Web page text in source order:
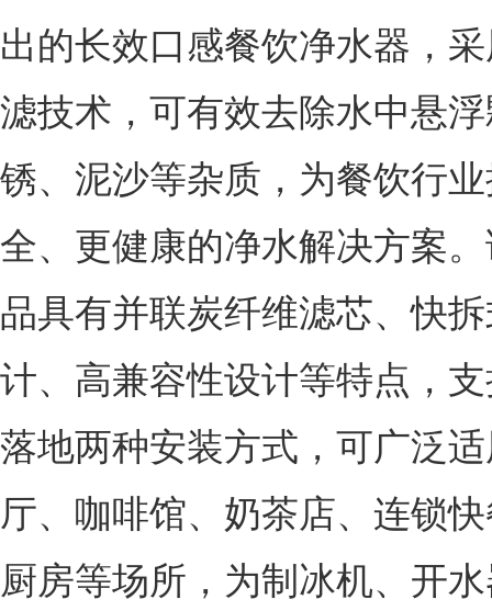
出的长效口感餐饮净水器，
滤技术，可有效去除水中悬
锈、泥沙等杂质，为餐饮行
全、更健康的净水解决方案
品具有并联炭纤维滤芯、快
计、高兼容性设计等特点，
落地两种安装方式，可广泛
厅、咖啡馆、奶茶店、连锁
厨房等场所，为制冰机、开